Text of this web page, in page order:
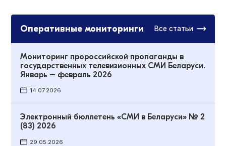
Оперативные мониторинги Все статьи
Мониторинг пророссийской пропаганды в
государственных телевизионных СМИ Беларуси.
Январь – февраль 2026
14.07.2026
Электронный бюллетень «СМИ в Беларуси» № 2
(83) 2026
29.05.2026